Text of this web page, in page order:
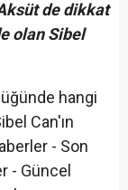
de dikkat
olan Sibel